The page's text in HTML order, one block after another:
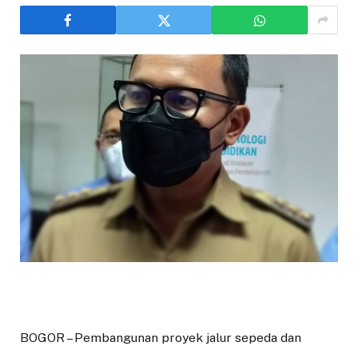
BOGOR – Pembangunan proyek jalur sepeda dan